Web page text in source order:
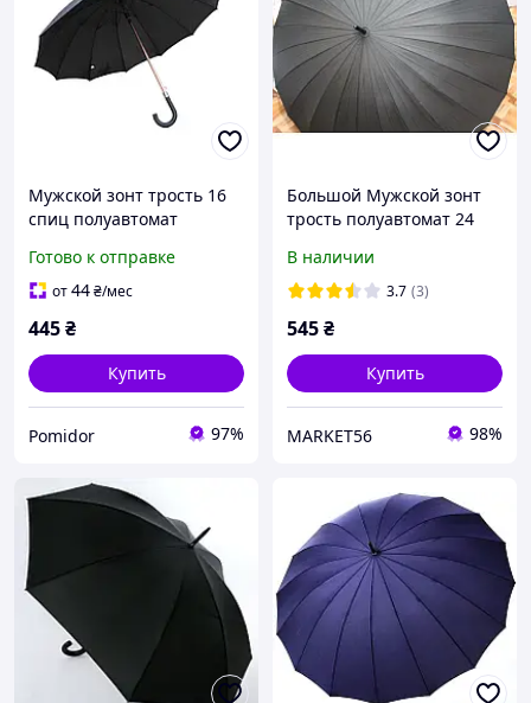
Мужской зонт трость 16
спиц полуавтомат
чехлом PR
Готово к отправке
от44₴/мес
445₴
Купить
Pomidor 97%
Большой Мужской зонт
трость полуавтомат 24
зонтик
В наличии
3.7 (3)
545₴
Купить
MARKET56 98%